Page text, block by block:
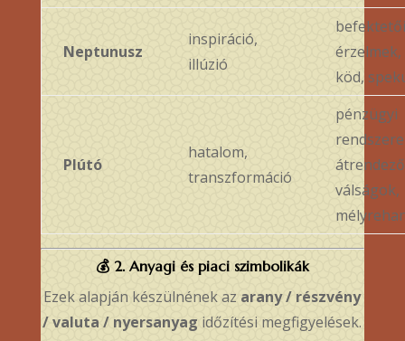
Neptunusz
inspiráció,
illúzió
befektetői
érzelmek,
köd,
Plútó
hatalom,
transzformáció
pénzügyi
válságok,
💰 2. Anyagi és piaci szimbolikák
Ezek alapján készülnének az arany / részvény
/ valuta / nyersanyag időzítési megfigyelések.